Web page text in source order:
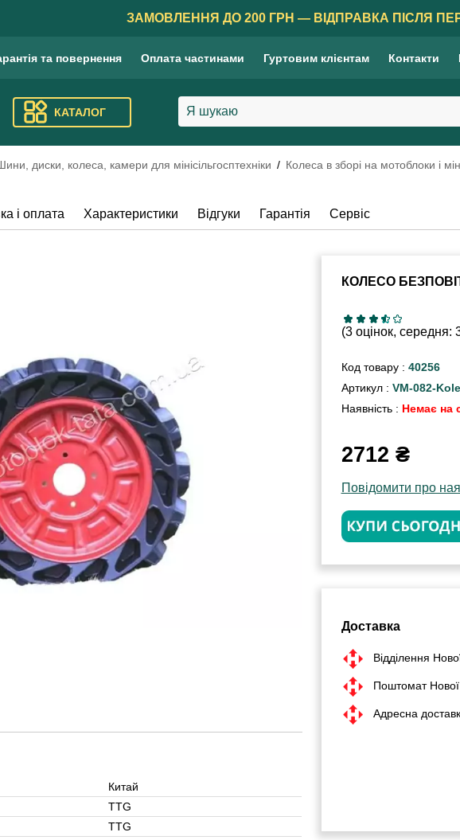
ЗАМОВЛЕННЯ ДО 200 ГРН — ВІДПРАВКА ПІСЛЯ
та повернення Оплата частинами Гуртовим клієнтам Контакти
КАТАЛОГ
диски, колеса, камери для мінісільгосптехніки Колеса в зборі на мотоблоки і
і оплата Характеристики Відгуки Гарантія Сервіс
Китай
TTG
TTG
КОЛЕСО
(3 оцінок, середня:
Код товару : 40256
Артикул : VM-082-
Наявність : Немає на
2712 ₴
Повідомити про
Доставка
Відділення
Поштомат
Адресна